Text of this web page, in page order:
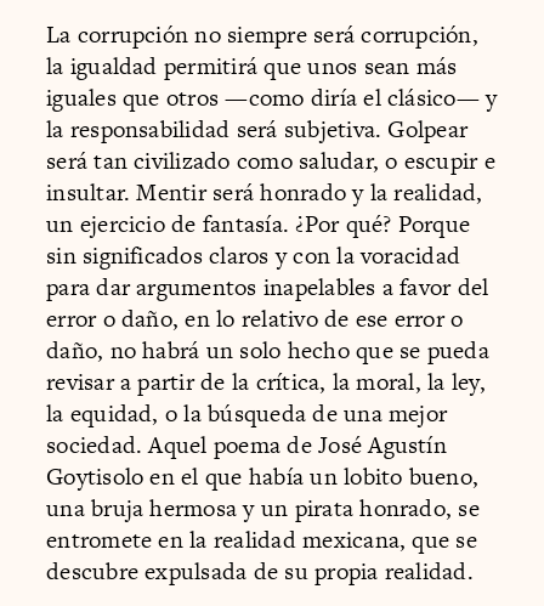
La corrupción no siempre será corrupción,
la igualdad permitirá que unos sean más
iguales que otros —como diría el clásico— y
la responsabilidad será subjetiva. Golpear
será tan civilizado como saludar, o escupir e
insultar. Mentir será honrado y la realidad,
un ejercicio de fantasía. ¿Por qué? Porque
sin significados claros y con la voracidad
para dar argumentos inapelables a favor del
error o daño, en lo relativo de ese error o
daño, no habrá un solo hecho que se pueda
revisar a partir de la crítica, la moral, la ley,
la equidad, o la búsqueda de una mejor
sociedad. Aquel poema de José Agustín
Goytisolo en el que había un lobito bueno,
una bruja hermosa y un pirata honrado, se
entromete en la realidad mexicana, que se
descubre expulsada de su propia realidad.